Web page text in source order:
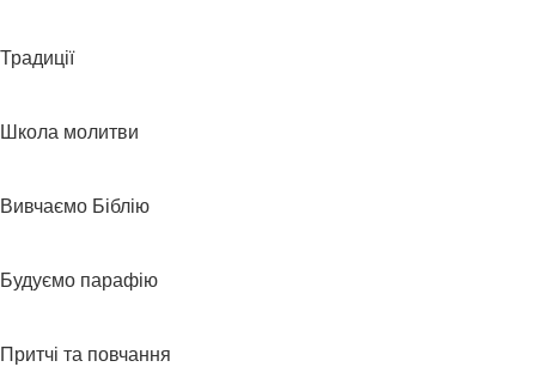
Традиції
Школа молитви
Вивчаємо Біблію
Будуємо парафію
Притчі та повчання